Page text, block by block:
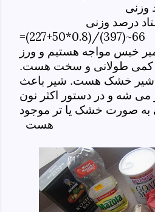
درصد وزنی
=(227+50*0.8)/(397)~66
خیس مواجه هستیم و ورز
کمی طولانی و سخت هست.
از شیر خشک هست. شیر باعث
می شه و در دستور اکثر نون
به صورت خشک یا تر موجود
هست